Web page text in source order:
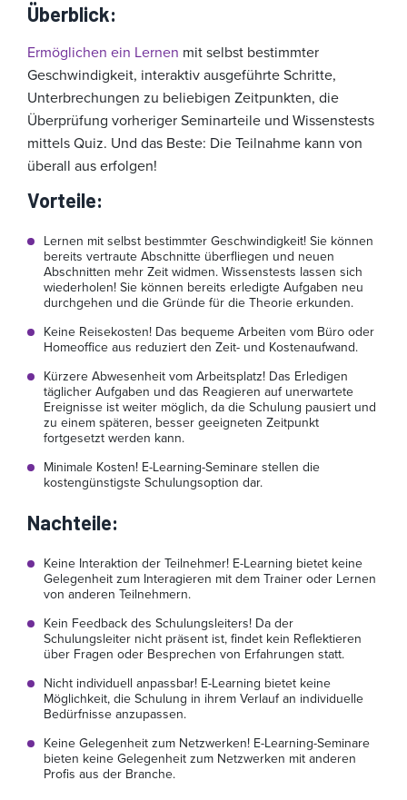
Überblick:
Ermöglichen ein Lernen mit selbst bestimmter
Geschwindigkeit, interaktiv ausgeführte Schritte,
Unterbrechungen zu beliebigen Zeitpunkten, die
Überprüfung vorheriger Seminarteile und Wissenstests
mittels Quiz. Und das Beste: Die Teilnahme kann von
überall aus erfolgen!
Vorteile:
Lernen mit selbst bestimmter Geschwindigkeit! Sie können
bereits vertraute Abschnitte überfliegen und neuen
Abschnitten mehr Zeit widmen. Wissenstests lassen sich
wiederholen! Sie können bereits erledigte Aufgaben neu
durchgehen und die Gründe für die Theorie erkunden.
Keine Reisekosten! Das bequeme Arbeiten vom Büro oder
Homeoffice aus reduziert den Zeit- und Kostenaufwand.
Kürzere Abwesenheit vom Arbeitsplatz! Das Erledigen
täglicher Aufgaben und das Reagieren auf unerwartete
Ereignisse ist weiter möglich, da die Schulung pausiert und
zu einem späteren, besser geeigneten Zeitpunkt
fortgesetzt werden kann.
Minimale Kosten! E-Learning-Seminare stellen die
kostengünstigste Schulungsoption dar.
Nachteile:
Keine Interaktion der Teilnehmer! E-Learning bietet keine
Gelegenheit zum Interagieren mit dem Trainer oder Lernen
von anderen Teilnehmern.
Kein Feedback des Schulungsleiters! Da der
Schulungsleiter nicht präsent ist, findet kein Reflektieren
über Fragen oder Besprechen von Erfahrungen statt.
Nicht individuell anpassbar! E-Learning bietet keine
Möglichkeit, die Schulung in ihrem Verlauf an individuelle
Bedürfnisse anzupassen.
Keine Gelegenheit zum Netzwerken! E-Learning-Seminare
bieten keine Gelegenheit zum Netzwerken mit anderen
Profis aus der Branche.